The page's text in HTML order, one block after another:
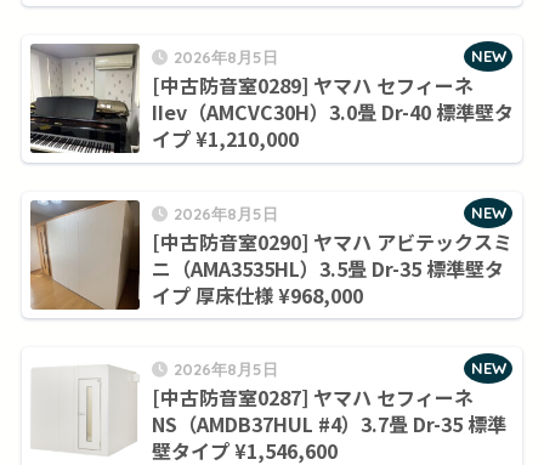
2026年8月5日
[中古防音室0289] ヤマハ セフィーネ
IIev（AMCVC30H）3.0畳 Dr-40 標準壁タ
イプ ¥1,210,000
NEW
2026年8月5日
[中古防音室0290] ヤマハ アビテックスミ
ニ（AMA3535HL）3.5畳 Dr-35 標準壁タ
イプ 厚床仕様 ¥968,000
NEW
2026年8月5日
[中古防音室0287] ヤマハ セフィーネ
NS（AMDB37HUL #4）3.7畳 Dr-35 標準
壁タイプ ¥1,546,600
NEW